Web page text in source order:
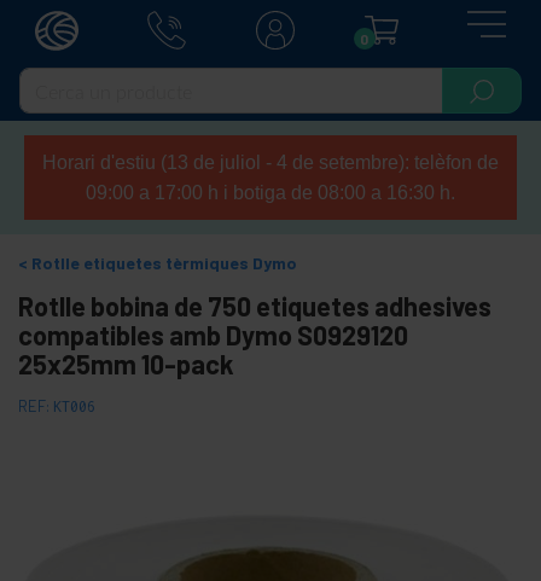
0
Horari d'estiu (13 de juliol - 4 de setembre): telèfon de
09:00 a 17:00 h i botiga de 08:00 a 16:30 h.
Rotlle etiquetes tèrmiques Dymo
Rotlle bobina de 750 etiquetes adhesives
compatibles amb Dymo S0929120
25x25mm 10-pack
REF: KT006